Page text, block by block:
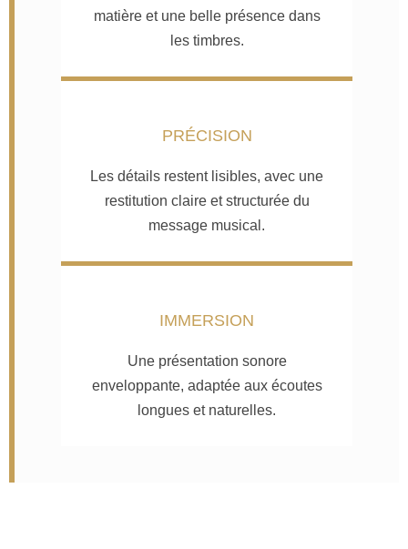
matière et une belle présence dans
les timbres.
PRÉCISION
Les détails restent lisibles, avec une
restitution claire et structurée du
message musical.
IMMERSION
Une présentation sonore
enveloppante, adaptée aux écoutes
longues et naturelles.